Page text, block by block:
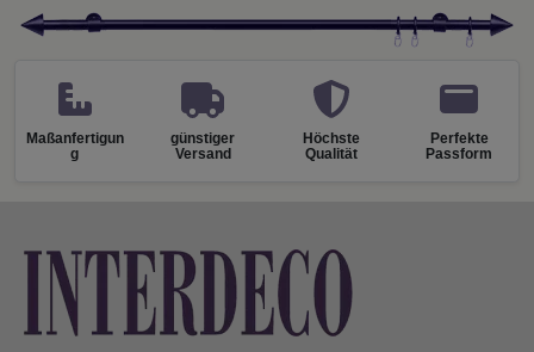
Maßanfertigun
g
günstiger
Versand
Höchste
Qualität
Perfekte
Passform